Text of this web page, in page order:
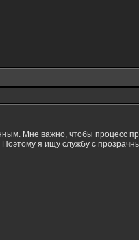
Мне важно, чтобы процесс
я ищу службу с